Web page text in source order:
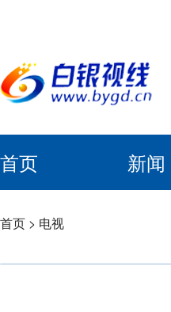
首页 新闻
首页 > 电视